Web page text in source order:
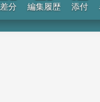
差分 編集履歴 添付